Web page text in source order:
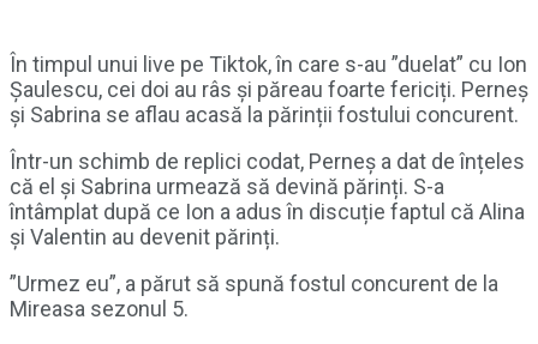
În timpul unui live pe Tiktok, în care s-au ”duelat” cu Ion
Șaulescu, cei doi au râs și păreau foarte fericiți. Perneș
și Sabrina se aflau acasă la părinții fostului concurent.
Într-un schimb de replici codat, Perneș a dat de înțeles
că el și Sabrina urmează să devină părinți. S-a
întâmplat după ce Ion a adus în discuție faptul că Alina
și Valentin au devenit părinți.
”Urmez eu”, a părut să spună fostul concurent de la
Mireasa sezonul 5.